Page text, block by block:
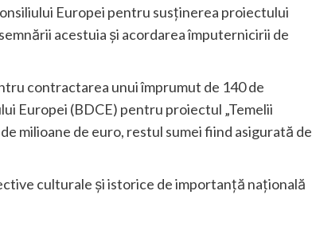
Europei pentru susţinerea proiectului
acestuia şi acordarea împuternicirii de
contractarea unui împrumut de 140 de
Europei (BDCE) pentru proiectul „Temelii
milioane de euro, restul sumei fiind asigurată de
culturale și istorice de importanță națională